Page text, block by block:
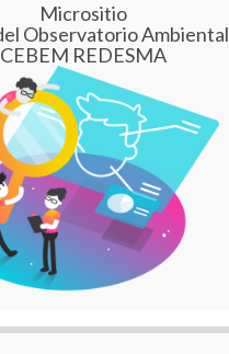
Micrositio
Observatorio Ambiental
CEBEM REDESMA